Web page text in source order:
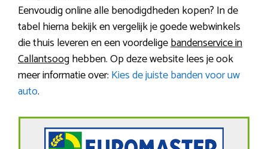
Eenvoudig online alle benodigdheden kopen? In de
tabel hierna bekijk en vergelijk je goede webwinkels
die thuis leveren en een voordeligebandenservice in
Callantsooghebben. Op deze website lees je ook
meer informatie over: Kies de juiste banden voor uw
auto.